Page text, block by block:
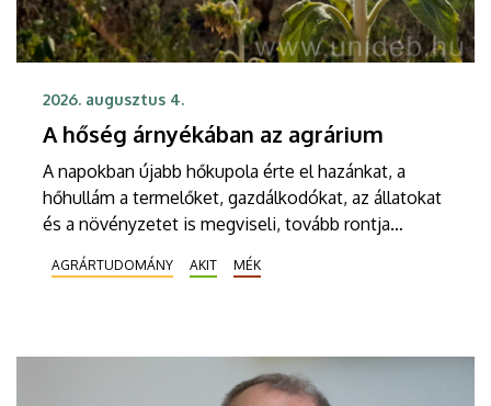
2026. augusztus 4.
A hőség árnyékában az agrárium
A napokban újabb hőkupola érte el hazánkat, a
hőhullám a termelőket, gazdálkodókat, az állatokat
és a növényzetet is megviseli, tovább rontja
napraforgó helyzetét is. A Debreceni Egyetem
200-250 milliméter csapadék hiányzik.
AGRÁRTUDOMÁNY AKIT MÉK